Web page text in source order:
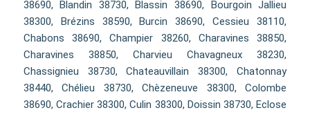
38690, Blandin 38730, Blassin 38690, Bourgoin Jallieu
38300, Brézins 38590, Burcin 38690, Cessieu 38110,
Chabons 38690, Champier 38260, Charavines 38850,
Charavines 38850, Charvieu Chavagneux 38230,
Chassignieu 38730, Chateauvillain 38300, Chatonnay
38440, Chélieu 38730, Chèzeneuve 38300, Colombe
38690, Crachier 38300, Culin 38300, Doissin 38730, Eclose